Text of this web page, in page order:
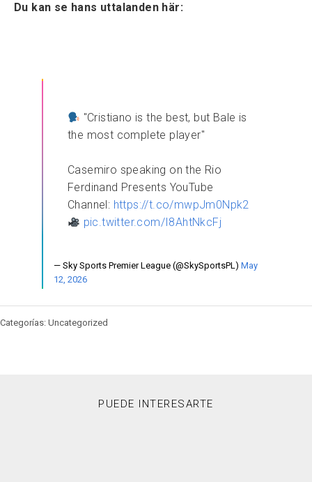
Du kan se hans uttalanden här:
"Cristiano is the best, but Bale is
the most complete player"
Casemiro speaking on the Rio
Ferdinand Presents YouTube
Channel: https://t.co/mwpJm0Npk2
pic.twitter.com/I8AhtNkcFj
— Sky Sports Premier League (@SkySportsPL) May
12, 2026
Categorías: Uncategorized
PUEDE INTERESARTE